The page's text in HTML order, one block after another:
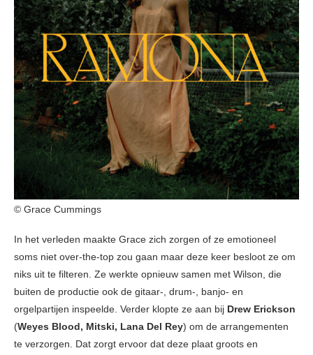
© Grace Cummings
In het verleden maakte Grace zich zorgen of ze emotioneel
soms niet over-the-top zou gaan maar deze keer besloot ze om
niks uit te filteren. Ze werkte opnieuw samen met Wilson, die
buiten de productie ook de gitaar-, drum-, banjo- en
orgelpartijen inspeelde. Verder klopte ze aan bij Drew Erickson
(Weyes Blood, Mitski, Lana Del Rey) om de arrangementen
te verzorgen. Dat zorgt ervoor dat deze plaat groots en